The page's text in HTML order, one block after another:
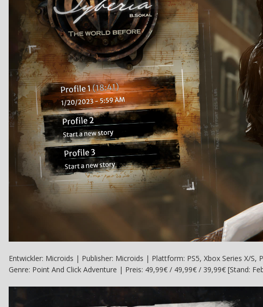
Entwickler: Microids | Publisher: Microids | Plattform: PS5, Xbox Series X/S,
Genre: Point And Click Adventure | Preis: 49,99€ / 49,99€ / 39,99€ [Stand: